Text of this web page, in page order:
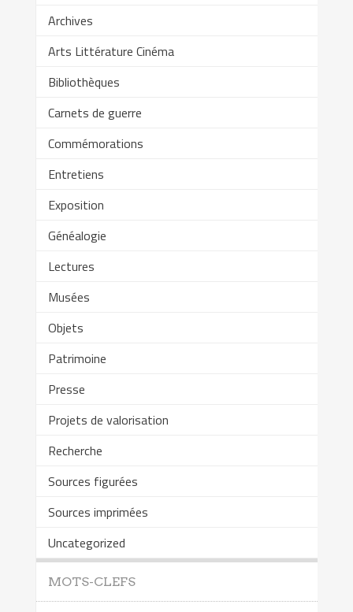
Archives
Arts Littérature Cinéma
Bibliothèques
Carnets de guerre
Commémorations
Entretiens
Exposition
Généalogie
Lectures
Musées
Objets
Patrimoine
Presse
Projets de valorisation
Recherche
Sources figurées
Sources imprimées
Uncategorized
MOTS-CLEFS